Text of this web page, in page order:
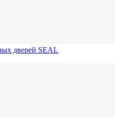
дверей SEAL